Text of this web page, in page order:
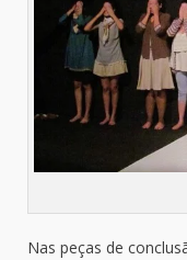
Nas peças de